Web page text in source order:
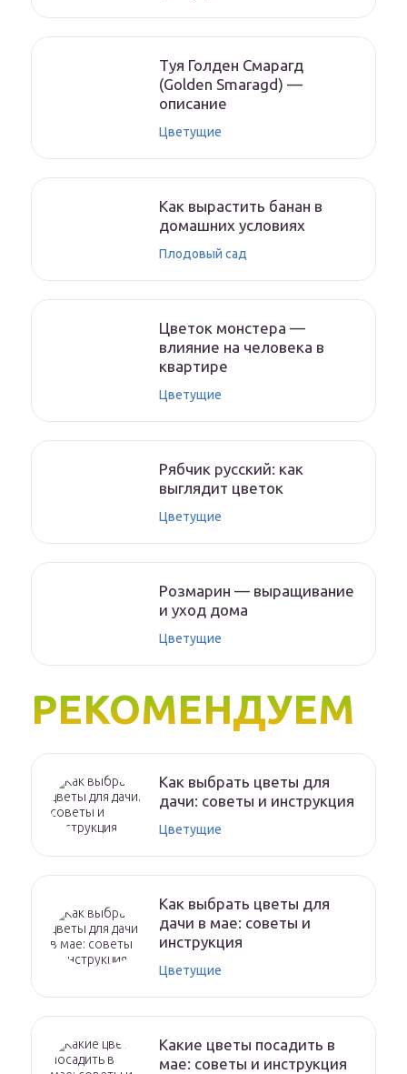
Туя Голден Смарагд
(Golden Smaragd) —
описание
Цветущие
Как вырастить банан в
домашних условиях
Плодовый сад
Цветок монстера —
влияние на человека в
квартире
Цветущие
Рябчик русский: как
выглядит цветок
Цветущие
Розмарин — выращивание
и уход дома
Цветущие
РЕКОМЕНДУЕМ
Как выбрать цветы для
дачи: советы и инструкция
Цветущие
Как выбрать цветы для
дачи в мае: советы и
инструкция
Цветущие
Какие цветы посадить в
мае: советы и инструкция